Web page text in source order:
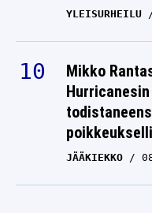
YLEISURHEILU
Mikko
JÄÄKIEKKO